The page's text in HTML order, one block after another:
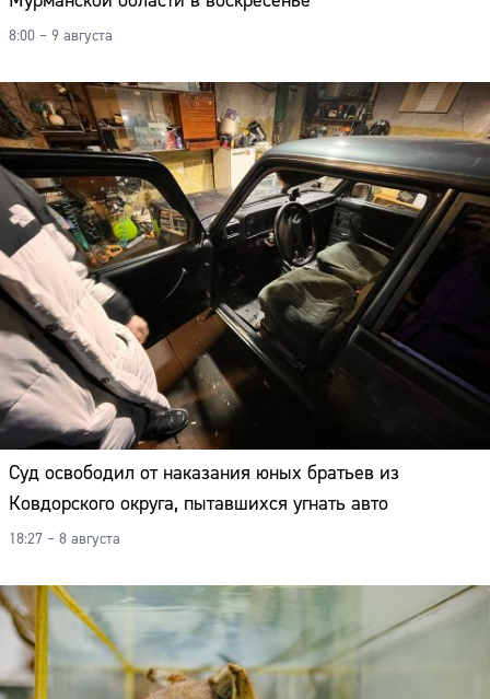
8:00 – 9 августа
Суд освободил от наказания юных братьев из
Ковдорского округа, пытавшихся угнать авто
18:27 – 8 августа